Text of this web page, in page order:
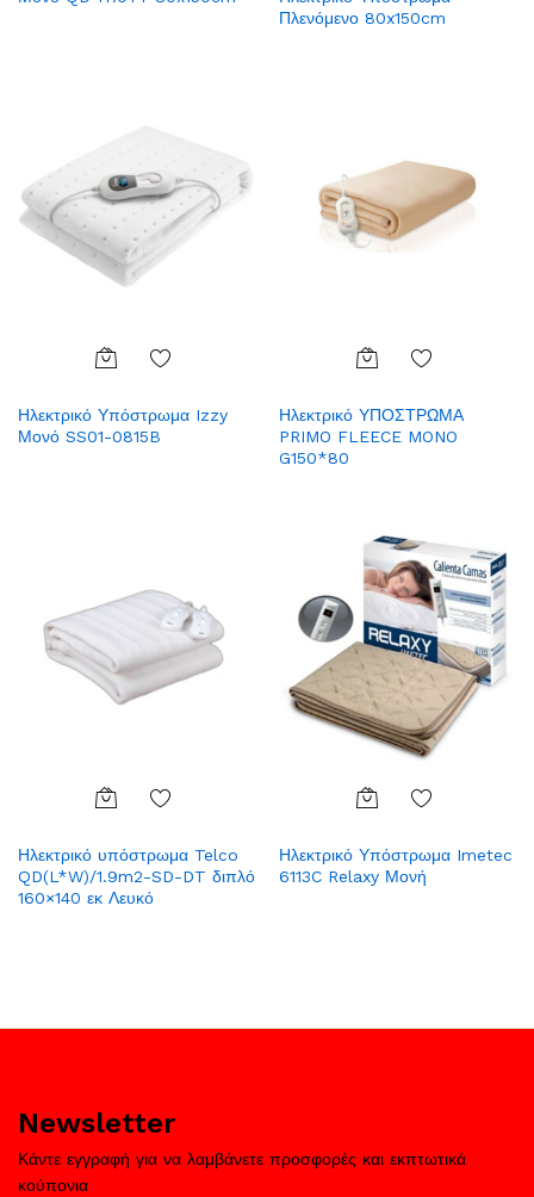
list
Πλενόμενο 80x150cm
to
Wish
Ηλεκτρικό Υπόστρωμα Izzy
Μονό SS01-0815B
to
Wish
Ηλεκτρικό ΥΠΟΣΤΡΩΜΑ
PRIMO FLEECE MONO
G150*80
to
Wish
list
Ηλεκτρικό υπόστρωμα Telco
QD(L*W)/1.9m2-SD-DT διπλό
160×140 εκ Λευκό
to
Wish
Ηλεκτρικό Υπόστρωμα Imetec
6113C Relaxy Μονή
Newsletter
Κάντε εγγραφή για να λαμβάνετε προσφορές και εκπτωτικά
κούπονια